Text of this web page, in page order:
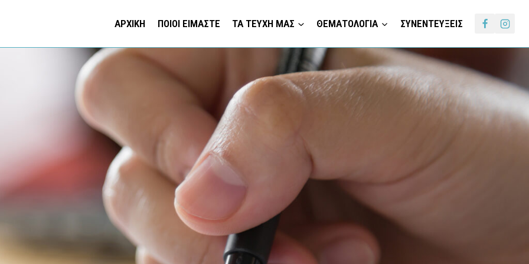
ΑΡΧΙΚΗ ΠΟΙΟΙ ΕΙΜΑΣΤΕ ΤΑ ΤΕΥΧΗ ΜΑΣ ΘΕΜΑΤΟΛΟΓΙΑ ΣΥΝΕΝΤΕΥΞΕΙΣ